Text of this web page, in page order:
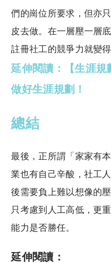
們的崗位所要求，但亦
皮去做。在一層壓一層
註冊社工的競爭力就變得
延伸閱讀：【生涯
做好生涯規劃！
總結
最後，正所謂「家家有
業也有自己辛酸，社工
後需要負上難以想像的
只考慮到人工高低，更
能力是否勝任。
延伸閱讀：